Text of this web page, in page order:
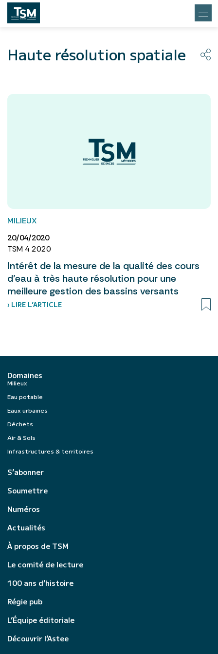
Haute résolution spatiale
MILIEUX
20/04/2020
TSM 4 2020
Intérêt de la mesure de la qualité des cours
d’eau à très haute résolution pour une
meilleure gestion des bassins versants
› LIRE L’ARTICLE
Domaines
Milieux
Eau potable
Eaux urbaines
Déchets
Air & Sols
Infrastructures & territoires
S’abonner
Soumettre
Numéros
Actualités
À propos de TSM
Le comité de lecture
100 ans d’histoire
Régie pub
L’Équipe éditoriale
Découvrir l’Astee